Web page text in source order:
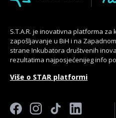
S.T.A.R. je inovativna platforma
zapošljavanje u BiH i na
strane Inkubatora društvenih
rezultatima najposjećenijeg info
Više o STAR platformi